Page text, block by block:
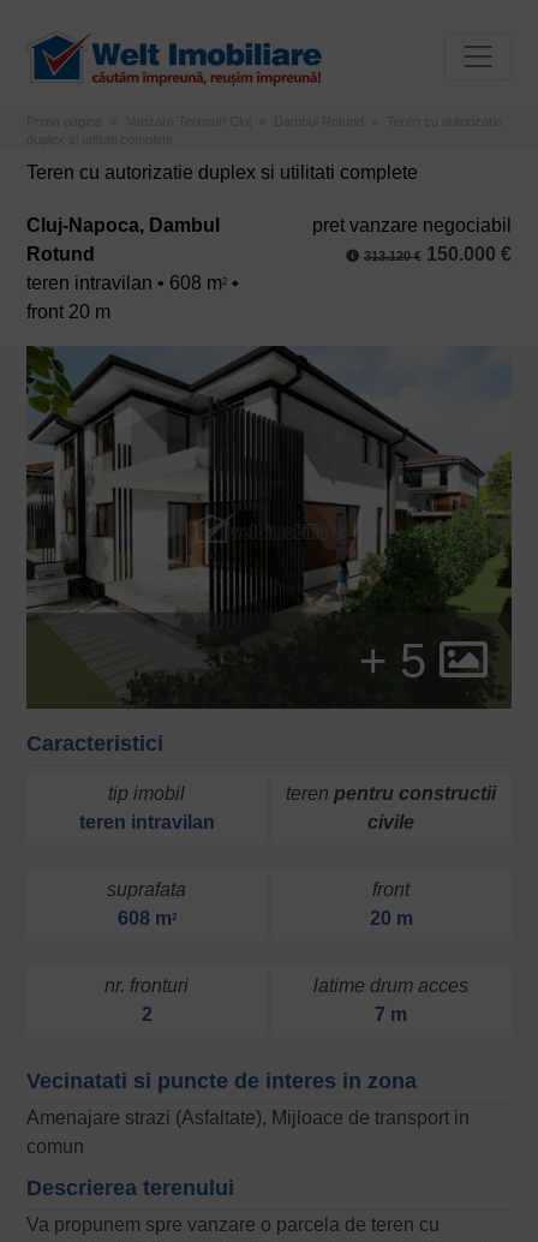
Prima pagina Vanzare Terenuri Cluj Dambul Rotund
Teren cu autorizatie
duplex si utilitati complete
Teren cu autorizatie duplex si utilitati complete
Cluj-Napoca, Dambul
Rotund
teren intravilan • 608 m2 •
front 20 m
pret vanzare negociabil
313.120 €150.000 €
+ 5
Caracteristici
tip imobil
teren intravilan
terenpentru constructii
civile
suprafata
608 m2
front
20 m
nr. fronturi
2
latime drum acces
7 m
Vecinatati si puncte de interes in zona
Amenajare strazi (Asfaltate), Mijloace de transport in
comun
Descrierea terenului
Va propunem spre vanzare o parcela de teren cu